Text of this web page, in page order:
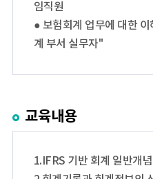
임직원
● 보험회계 업무에 대한
계 부서 실무자"
교육내용
1.IFRS 기반 회계 일반개념